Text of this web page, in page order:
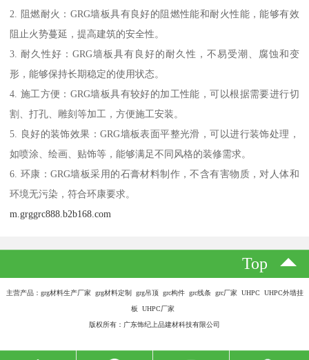
2. 阻燃耐火：GRG墙板具有良好的阻燃性能和耐火性能，能够有效
阻止火势蔓延，提高建筑的安全性。
3. 耐久性好：GRG墙板具有良好的耐久性，不易受潮、腐蚀和变
形，能够保持长期稳定的使用状态。
4. 施工方便：GRG墙板具有较好的加工性能，可以根据需要进行切
割、打孔、雕刻等加工，方便施工安装。
5. 良好的装饰效果：GRG墙板表面平整光滑，可以进行装饰处理，
如喷涂、绘画、贴饰等，能够满足不同风格的装修需求。
6. 环康：GRG墙板采用的石膏材料制作，不含有害物质，对人体和
环境无污染，符合环康要求。
m.grggrc888.b2b168.com
Top
主营产品：grg材料生产厂家 grg材料定制 grg吊顶 grc构件 grc线条 grc厂家 UHPC UHPC外墙挂
板 UHPC厂家
版权所有：广东饰纪上品建材科技有限公司